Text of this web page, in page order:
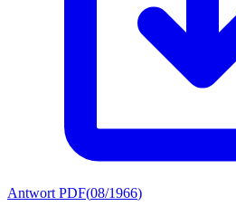
Antwort PDF(08/1966)